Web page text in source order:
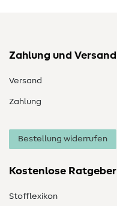
Zahlung und Versand
Versand
Zahlung
Bestellung widerrufen
Kostenlose Ratgeber
Stofflexikon